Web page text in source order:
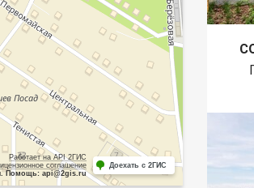
Работает на API 2ГИС
соглашение
Помощь: api@2gis.ru
Доехать с 2ГИС